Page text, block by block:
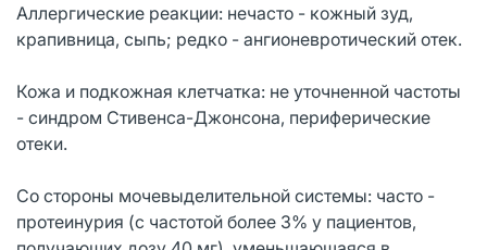
Аллергические реакции: нечасто - кожный зуд,
крапивница, сыпь; редко - ангионевротический отек.
Кожа и подкожная клетчатка: не уточненной частоты
- синдром Стивенса-Джонсона, периферические
отеки.
Со стороны мочевыделительной системы: часто -
протеинурия (с частотой более 3% у пациентов,